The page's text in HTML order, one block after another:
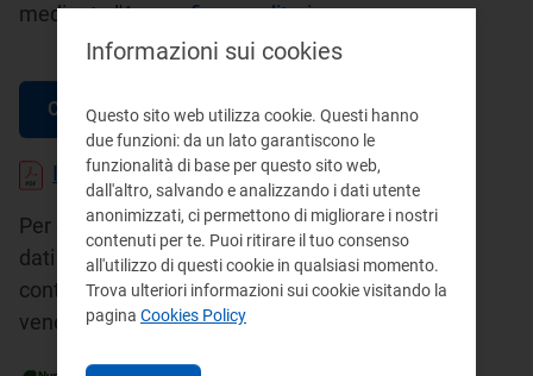
mediante l'Anagrafica venditori.
Compilazione moduli
Istruzioni per la compilazione
Per eventuale supporto tecnico sulla raccolta
dati e sull'Anagrafica Operatori, è possibile
contattare il numero verde attivo dal lunedì al
venerdì dalle 8.00 alle 20.00.
Informazioni sui cookies
Questo sito web utilizza cookie. Questi hanno
due funzioni: da un lato garantiscono le
funzionalità di base per questo sito web,
dall'altro, salvando e analizzando i dati utente
anonimizzati, ci permettono di migliorare i nostri
contenuti per te. Puoi ritirare il tuo consenso
all'utilizzo di questi cookie in qualsiasi momento.
Trova ulteriori informazioni sui cookie visitando la
pagina Cookies Policy